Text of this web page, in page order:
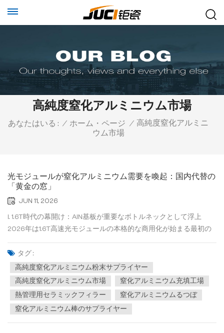
高純度窒化アルミニウム市場
あなたはいる : / ホーム・ページ / 高純度窒化アルミニ
ウム市場
光モジュールが窒化アルミニウム需要を喚起：国内代替の
「黄金の窓」
JUN 11, 2026
I. 1.6T時代の幕開け：AlN基板が重要なボトルネックとして浮上
2026年は1.6T高速光モジュールの本格的な商用化が始まる最初の
年であり、世界のコンピューティングパワーサプライチェーンは
急速な変革期を迎えている。1.6Tモジュールの需要予測は、当初の
数千万台という推定値から大幅に上方修正され、驚異的な前年比
成長率...
タグ :
高純度窒化アルミニウム粉末サプライヤー
高純度窒化アルミニウム市場
窒化アルミニウム充填工場
熱管理用セラミックフィラー
窒化アルミニウムるつぼ
窒化アルミニウム棒のサプライヤー